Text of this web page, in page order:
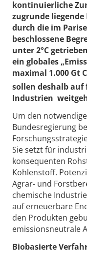
kontinuierliche
zugrunde
durch die im
beschlossene
unter 2°C
ein globales
maximal 1.000 Gt
sollen deshalb auf
Industrien
Um den
Bundesregierung
Sie setzt für
konsequenten
Kohlenstoff.
Agrar- und
chemische
auf erneuerbare
den Produkten
emissionsneutrale
Biobasierte